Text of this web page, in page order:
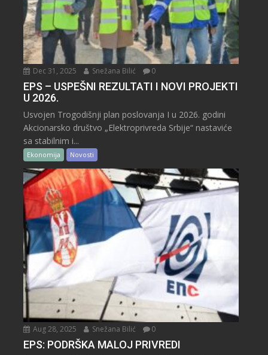
Dec 31, 2025 Snežana Bilić 0
EPS – USPEŠNI REZULTATI I NOVI PROJEKTI
U 2026.
Usvojen Trogodišnji plan poslovanja I u 2026. godini
Akcionarsko društvo „Elektroprivreda Srbije“ nastaviće
sa stabilnim i...
Ekonomija Novosti
Aug 28, 2025 Snežana Bilić 0
EPS: PODRŠKA MALOJ PRIVREDI